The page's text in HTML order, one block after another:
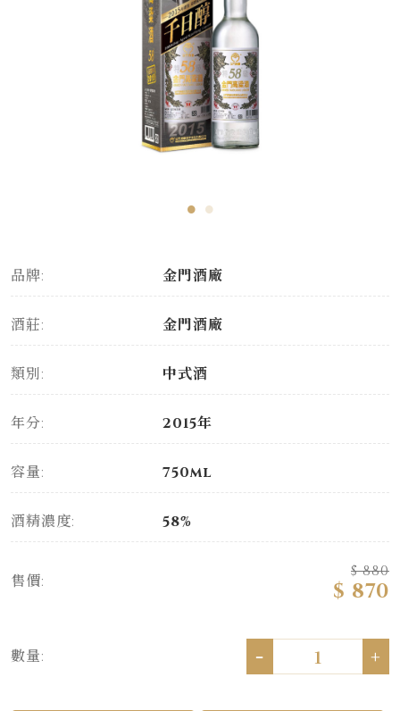
品牌: 金門酒廠
酒莊: 金門酒廠
類別: 中式酒
年分: 2015年
容量: 750ml
酒精濃度: 58%
售價:
$ 880
$ 870
數量: - +